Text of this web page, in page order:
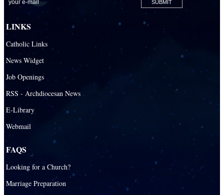
LINKS
Catholic Links
News Widget
Job Openings
RSS - Archdiocesan News
E-Library
Webmail
FAQS
Looking for a Church?
Marriage Preparation